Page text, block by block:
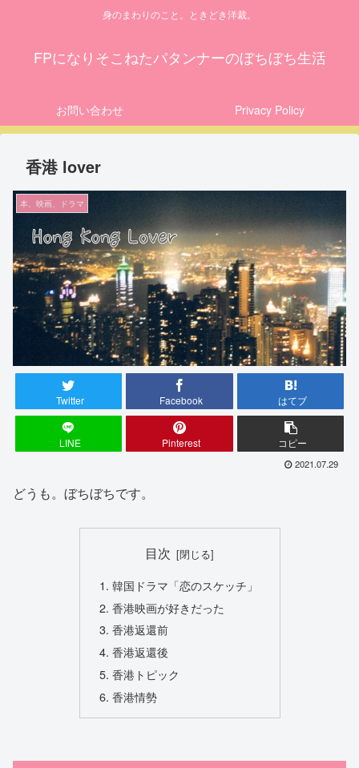
身のまわりのこと。ときどき洋裁。
FPになりそこねたパタンナーのぼちぼち生活
お問い合わせ Privacy Policy
香港 lover
本、映画、ドラマ
Twitter Facebook はてブ
LINE Pinterest コピー
2021.07.29
どうも。ぼちぼちです。
目次
韓国ドラマ「恋のスケッチ」
香港映画が好きだった
香港返還前
香港返還後
香港トピック
香港情勢